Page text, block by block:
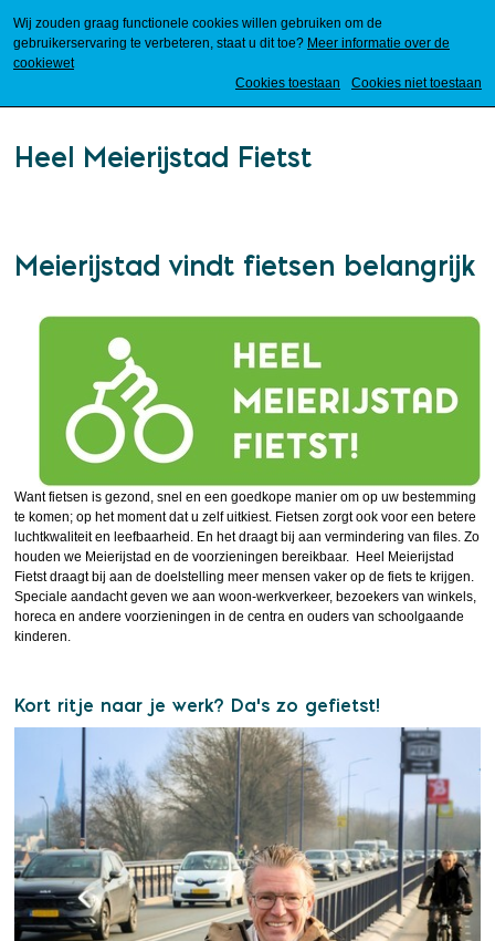
Wij zouden graag functionele cookies willen gebruiken om de
gebruikerservaring te verbeteren, staat u dit toe? Meer informatie over de
cookiewet
Cookies toestaan
Cookies niet toestaan
Heel Meierijstad Fietst
Meierijstad vindt fietsen belangrijk
Want fietsen is gezond, snel en een goedkope manier om op uw bestemming
te komen; op het moment dat u zelf uitkiest. Fietsen zorgt ook voor een betere
luchtkwaliteit en leefbaarheid. En het draagt bij aan vermindering van files. Zo
houden we Meierijstad en de voorzieningen bereikbaar. Heel Meierijstad
Fietst draagt bij aan de doelstelling meer mensen vaker op de fiets te krijgen.
Speciale aandacht geven we aan woon-werkverkeer, bezoekers van winkels,
horeca en andere voorzieningen in de centra en ouders van schoolgaande
kinderen.
Kort ritje naar je werk? Da's zo gefietst!